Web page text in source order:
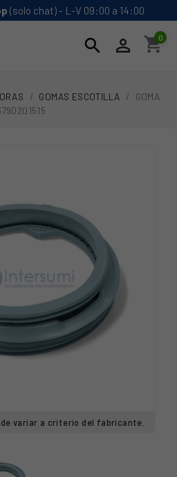
(solo chat) - L-V 09:00 a 14:00
search  shopping_cart
0
GOMAS ESCOTILLA
GOMA
variar a criterio del fabricante.